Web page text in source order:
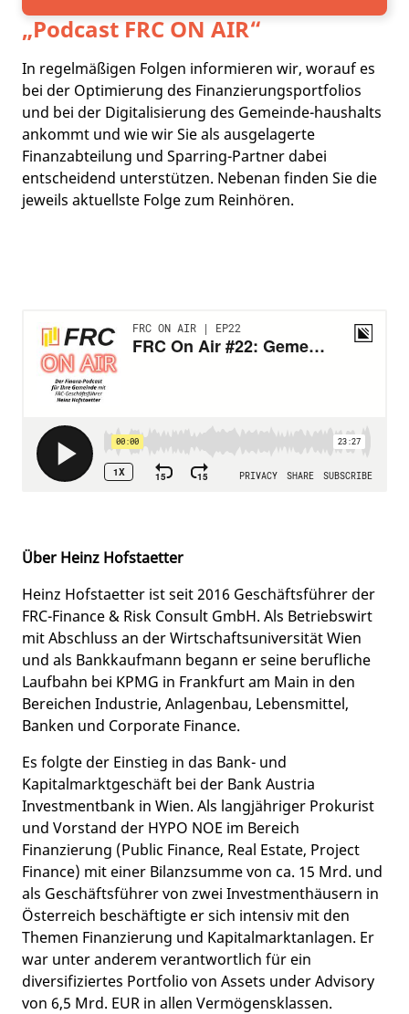
„Podcast FRC ON AIR“
In regelmäßigen Folgen informieren wir, worauf es
bei der Optimierung des Finanzierungsportfolios
und bei der Digitalisierung des Gemeinde-haushalts
ankommt und wie wir Sie als ausgelagerte
Finanzabteilung und Sparring-Partner dabei
entscheidend unterstützen. Nebenan finden Sie die
jeweils aktuellste Folge zum Reinhören.
Über Heinz Hofstaetter
Heinz Hofstaetter ist seit 2016 Geschäftsführer der
FRC-Finance & Risk Consult GmbH. Als Betriebswirt
mit Abschluss an der Wirtschaftsuniversität Wien
und als Bankkaufmann begann er seine berufliche
Laufbahn bei KPMG in Frankfurt am Main in den
Bereichen Industrie, Anlagenbau, Lebensmittel,
Banken und Corporate Finance.
Es folgte der Einstieg in das Bank- und
Kapitalmarktgeschäft bei der Bank Austria
Investmentbank in Wien. Als langjähriger Prokurist
und Vorstand der HYPO NOE im Bereich
Finanzierung (Public Finance, Real Estate, Project
Finance) mit einer Bilanzsumme von ca. 15 Mrd. und
als Geschäftsführer von zwei Investmenthäusern in
Österreich beschäftigte er sich intensiv mit den
Themen Finanzierung und Kapitalmarktanlagen. Er
war unter anderem verantwortlich für ein
diversifiziertes Portfolio von Assets under Advisory
von 6,5 Mrd. EUR in allen Vermögensklassen.